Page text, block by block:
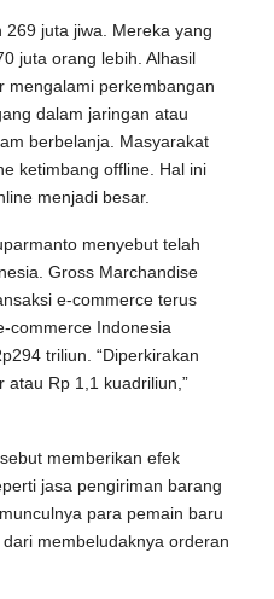
juta jiwa. Mereka yang
juta orang lebih. Alhasil
mengalami perkembangan
dalam jaringan atau
berbelanja. Masyarakat
ketimbang offline. Hal ini
menjadi besar.
menyebut telah
Gross Marchandise
e-commerce terus
commerce Indonesia
triliun. “Diperkirakan
atau Rp 1,1 kuadriliun,”
memberikan efek
jasa pengiriman barang
para pemain baru
membeludaknya orderan